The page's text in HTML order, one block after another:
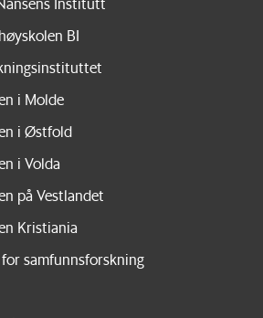
BI
i Molde
i Østfold
i Volda
på Vestlandet
Kristiania
samfunnsforskning